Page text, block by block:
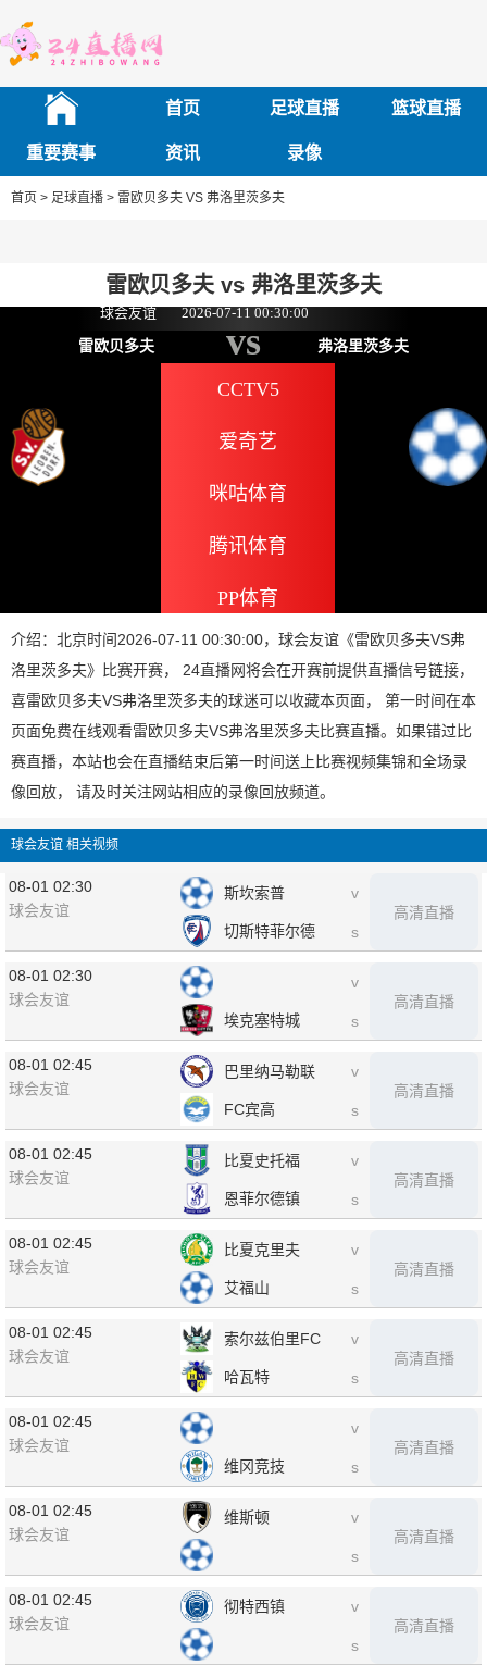
首页 足球直播 篮球直播
重要赛事 资讯 录像
首页 > 足球直播 > 雷欧贝多夫 VS 弗洛里茨多夫
雷欧贝多夫 vs 弗洛里茨多夫
球会友谊 2026-07-11 00:30:00
雷欧贝多夫 vs 弗洛里茨多夫
CCTV5
爱奇艺
咪咕体育
腾讯体育
PP体育
介绍：北京时间2026-07-11 00:30:00，球会友谊《雷欧贝多夫VS弗
洛里茨多夫》比赛开赛， 24直播网将会在开赛前提供直播信号链接，
喜雷欧贝多夫VS弗洛里茨多夫的球迷可以收藏本页面， 第一时间在本
页面免费在线观看雷欧贝多夫VS弗洛里茨多夫比赛直播。如果错过比
赛直播，本站也会在直播结束后第一时间送上比赛视频集锦和全场录
像回放， 请及时关注网站相应的录像回放频道。
球会友谊 相关视频
08-01 02:30
球会友谊
斯坎索普
切斯特菲尔德
v
s
高清直播
08-01 02:30
球会友谊
埃克塞特城
v
s
高清直播
08-01 02:45
球会友谊
巴里纳马勒联
FC宾高
v
s
高清直播
08-01 02:45
球会友谊
比夏史托福
恩菲尔德镇
v
s
高清直播
08-01 02:45
球会友谊
比夏克里夫
艾福山
v
s
高清直播
08-01 02:45
球会友谊
索尔兹伯里FC
哈瓦特
v
s
高清直播
08-01 02:45
球会友谊
维冈竞技
v
s
高清直播
08-01 02:45
球会友谊
维斯顿 v
s
高清直播
08-01 02:45
球会友谊
彻特西镇 v
s
高清直播